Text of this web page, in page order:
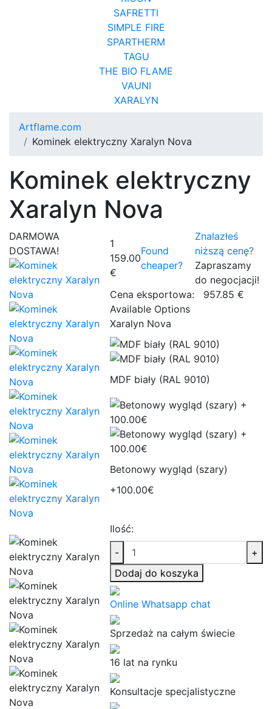
SAFRETTI
SIMPLE FIRE
SPARTHERM
TAGU
THE BIO FLAME
VAUNI
XARALYN
Artflame.com
Kominek elektryczny Xaralyn Nova
Kominek elektryczny
Xaralyn Nova
DARMOWA
DOSTAWA!
1
159.00
€
Found
cheaper?
Znalazłeś
niższą cenę?
Zapraszamy
do negocjacji!
Cena eksportowa:
957.85 €
Available Options
Xaralyn Nova
MDF biały (RAL 9010)
Betonowy wygląd (szary)
+100.00€
Ilość:
-
+
Dodaj do koszyka
Online Whatsapp chat
Sprzedaż na całym świecie
16 lat na rynku
Konsultacje specjalistyczne